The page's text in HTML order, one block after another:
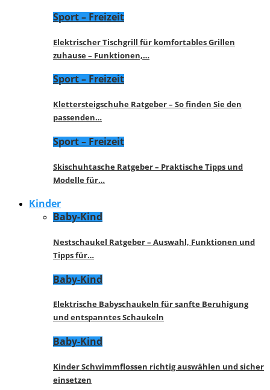
Sport – Freizeit
Elektrischer Tischgrill für komfortables Grillen
zuhause – Funktionen,…
Sport – Freizeit
Klettersteigschuhe Ratgeber – So finden Sie den
passenden…
Sport – Freizeit
Skischuhtasche Ratgeber – Praktische Tipps und
Modelle für…
Kinder
Baby-Kind
Nestschaukel Ratgeber – Auswahl, Funktionen und
Tipps für…
Baby-Kind
Elektrische Babyschaukeln für sanfte Beruhigung
und entspanntes Schaukeln
Baby-Kind
Kinder Schwimmflossen richtig auswählen und sicher
einsetzen